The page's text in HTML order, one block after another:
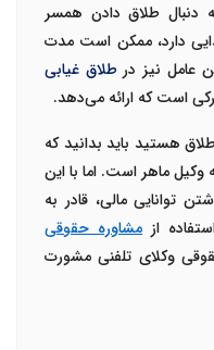
دنبال طلاق دادن همسر
دارد، ممکن است مدت
عامل نیز در طلاق غیابی
است که ارائه می‌دهد.
هستید باید بدانید که
وکیل ماهر است. اما با این
توانایی مالی، قادر به
ازمشاوره حقوقی
وکلای تلفنی مشورت